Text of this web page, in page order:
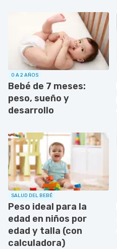
0 A 2 AÑOS
Bebé de 7 meses:
peso, sueño y
desarrollo
SALUD DEL BEBÉ
Peso ideal para la
edad en niños por
edad y talla (con
calculadora)